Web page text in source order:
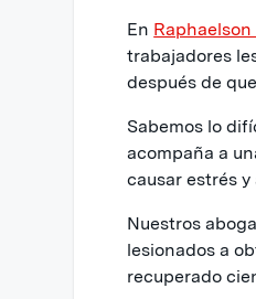
En
trabajadores
después de
Sabemos lo
acompaña a
causar estrés
Nuestros
lesionados a
recuperado